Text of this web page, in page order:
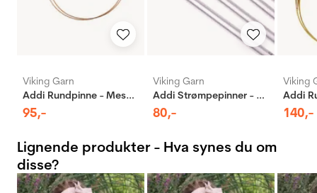
Viking Garn
Addi Rundpinne - Messing
95,-
Viking Garn
Addi Strømpepinner - Aluminium
80,-
Viking
140,-
Lignende produkter - Hva synes du om
disse?